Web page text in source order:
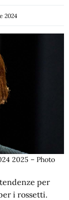
2024
2025 – Photo
per
i rossetti.